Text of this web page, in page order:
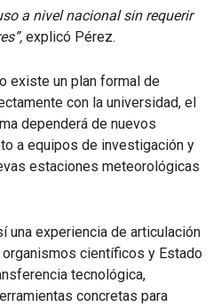
a nivel nacional sin requerir
explicó Pérez.
existe un plan formal de
con la universidad, el
dependerá de nuevos
a equipos de investigación y
estaciones meteorológicas
una experiencia de articulación
científicos y Estado
tecnológica,
concretas para